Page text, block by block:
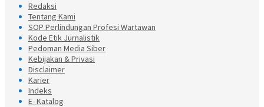
Redaksi
Tentang Kami
SOP Perlindungan Profesi Wartawan
Kode Etik Jurnalistik
Pedoman Media Siber
Kebijakan & Privasi
Disclaimer
Karier
Indeks
E- Katalog